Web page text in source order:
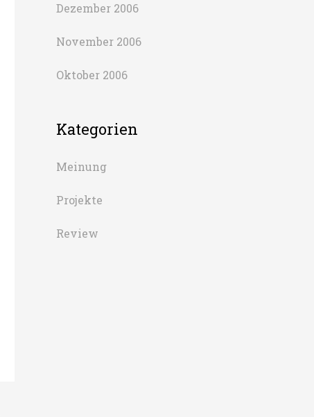
Dezember 2006
November 2006
Oktober 2006
Kategorien
Meinung
Projekte
Review